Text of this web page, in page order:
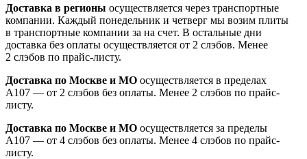
Доставка в регионы осуществляется через транспортные
компании. Каждый понедельник и четверг мы возим плиты
в транспортные компании за на счет. В остальные дни
доставка без оплаты осуществляется от 2 слэбов. Менее
2 слэбов по прайс-листу.
Доставка по Москве и МО осуществляется в пределах
А107 — от 2 слэбов без оплаты. Менее 2 слэбов по прайс-
листу.
Доставка по Москве и МО осуществляется за пределы
А107 — от 4 слэбов без оплаты. Менее 4 слэбов по прайс-
листу.